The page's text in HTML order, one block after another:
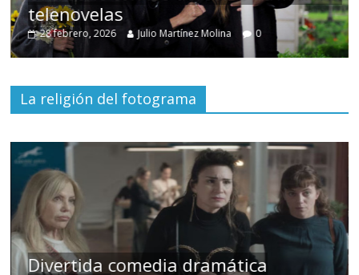
telenovelas
28 febrero, 2026 Julio Martínez Molina 0
La religión del fotograma
Divertida comedia dramática